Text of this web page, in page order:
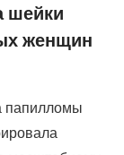
шейки
женщин
папилломы